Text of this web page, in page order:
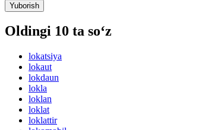
Yuborish
Oldingi 10 ta so‘z
lokatsiya
lokaut
lokdaun
lokla
loklan
loklat
loklattir